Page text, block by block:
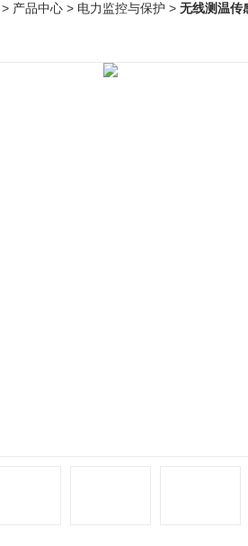
> 产品中心 > 电力监控与保护 > 无线测温传